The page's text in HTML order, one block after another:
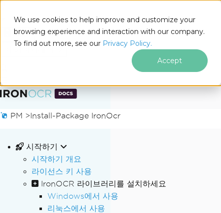
We use cookies to help improve and customize your
browsing experience and interaction with our company.
To find out more, see our Privacy Policy.
Accept
푸터 콘텐츠로 바로가기
Docs
PM >Install-Package IronOcr
시작하기
시작하기 개요
라이선스 키 사용
IronOCR 라이브러리를 설치하세요
Windows에서 사용
리눅스에서 사용